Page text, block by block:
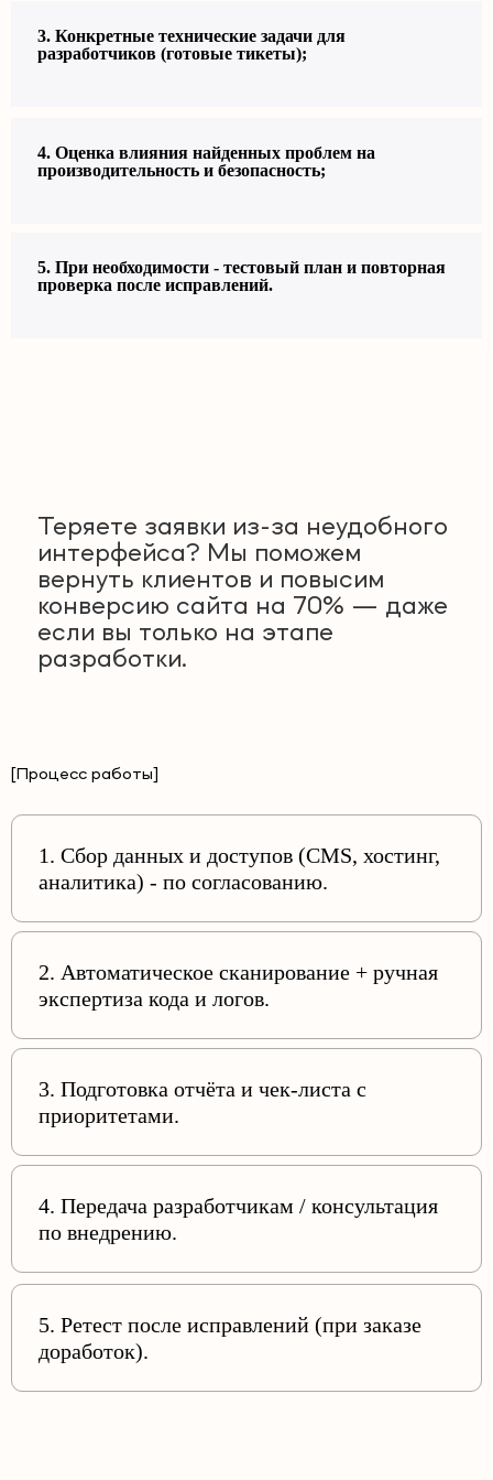
3. Конкретные технические задачи для
разработчиков (готовые тикеты);
4. Оценка влияния найденных проблем на
производительность и безопасность;
5. При необходимости - тестовый план и повторная
проверка после исправлений.
Теряете заявки из-за неудобного
интерфейса? Мы поможем
вернуть клиентов и повысим
конверсию сайта на 70% — даже
если вы только на этапе
разработки.
[Процесс работы]
1. Сбор данных и доступов (CMS, хостинг,
аналитика) - по согласованию.
2. Автоматическое сканирование + ручная
экспертиза кода и логов.
3. Подготовка отчёта и чек-листа с
приоритетами.
4. Передача разработчикам / консультация
по внедрению.
5. Ретест после исправлений (при заказе
доработок).